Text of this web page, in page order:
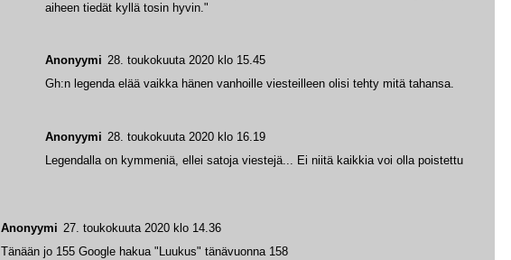
Anonyymi 27. toukokuuta 2020 klo 14.36
Tänään jo 155 Google hakua "Luukus" tänävuonna 158
aiheen tiedät kyllä tosin hyvin."
Anonyymi 28. toukokuuta 2020 klo 15.45
Gh:n legenda elää vaikka hänen vanhoille viesteilleen olisi tehty mitä tahansa.
Anonyymi 28. toukokuuta 2020 klo 16.19
Legendalla on kymmeniä, ellei satoja viestejä... Ei niitä kaikkia voi olla poistettu